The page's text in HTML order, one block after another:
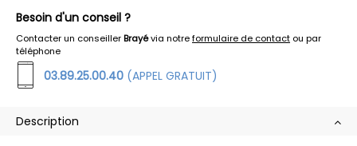
Besoin d'un conseil ?
Contacter un conseillerBrayévia notreformulaire de contact ou par
téléphone
03.89.25.00.40 (APPEL GRATUIT)
Description